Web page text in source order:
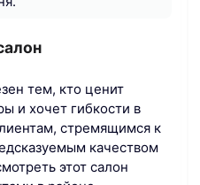
тем, кто ценит
и хочет гибкости в
стремящимся к
качеством
этот салон